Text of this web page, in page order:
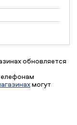
обновляется
могут